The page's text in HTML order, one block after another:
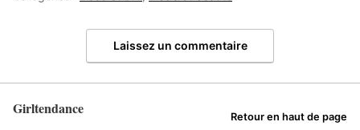
Laissez un commentaire
Girltendance Retour en haut de page